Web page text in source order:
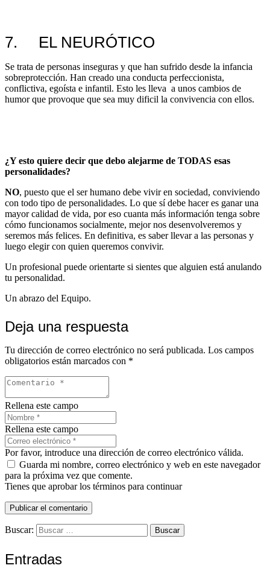
7. EL NEURÓTICO
Se trata de personas inseguras y que han sufrido desde la infancia
sobreprotección. Han creado una conducta perfeccionista,
conflictiva, egoísta e infantil. Esto les lleva a unos cambios de
humor que provoque que sea muy dificil la convivencia con ellos.
¿Y esto quiere decir que debo alejarme de TODAS esas
personalidades?
NO, puesto que el ser humano debe vivir en sociedad, conviviendo
con todo tipo de personalidades. Lo que sí debe hacer es ganar una
mayor calidad de vida, por eso cuanta más información tenga sobre
cómo funcionamos socialmente, mejor nos desenvolveremos y
seremos más felices. En definitiva, es saber llevar a las personas y
luego elegir con quien queremos convivir.
Un profesional puede orientarte si sientes que alguien está anulando
tu personalidad.
Un abrazo del Equipo.
Deja una respuesta
Tu dirección de correo electrónico no será publicada. Los campos
obligatorios están marcados con *
Rellena este campo
Rellena este campo
Por favor, introduce una dirección de correo electrónico válida.
Guarda mi nombre, correo electrónico y web en este navegador
para la próxima vez que comente.
Tienes que aprobar los términos para continuar
Publicar el comentario
Buscar:
Entradas